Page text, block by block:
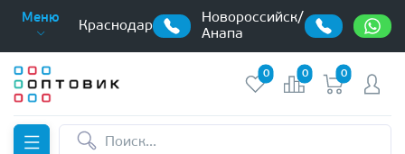
Меню
Краснодар
Новороссийск/
Анапа
0 0 0